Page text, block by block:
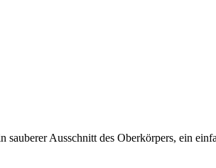
Ausschnitt des Oberkörpers, ein